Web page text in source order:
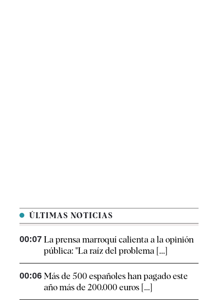
ÚLTIMAS NOTICIAS
00:07 La prensa marroquí calienta a la opinión
pública: "La raíz del problema [...]
00:06 Más de 500 españoles han pagado este
año más de 200.000 euros [...]